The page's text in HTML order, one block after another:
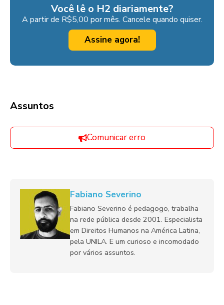
Você lê o H2 diariamente?
A partir de R$5,00 por mês. Cancele quando quiser.
Assine agora!
Assuntos
Comunicar erro
Fabiano Severino
Fabiano Severino é pedagogo, trabalha
na rede pública desde 2001. Especialista
em Direitos Humanos na América Latina,
pela UNILA. E um curioso e incomodado
por vários assuntos.